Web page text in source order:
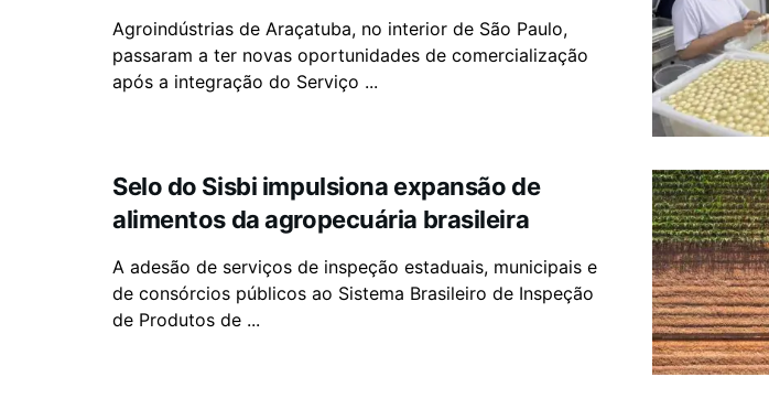
Agroindústrias de Araçatuba, no interior de São Paulo,
passaram a ter novas oportunidades de comercialização
após a integração do Serviço ...
Selo do Sisbi impulsiona expansão de
alimentos da agropecuária brasileira
A adesão de serviços de inspeção estaduais, municipais e
de consórcios públicos ao Sistema Brasileiro de Inspeção
de Produtos de ...